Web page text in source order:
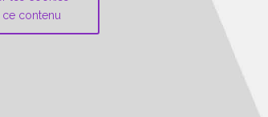
ce contenu